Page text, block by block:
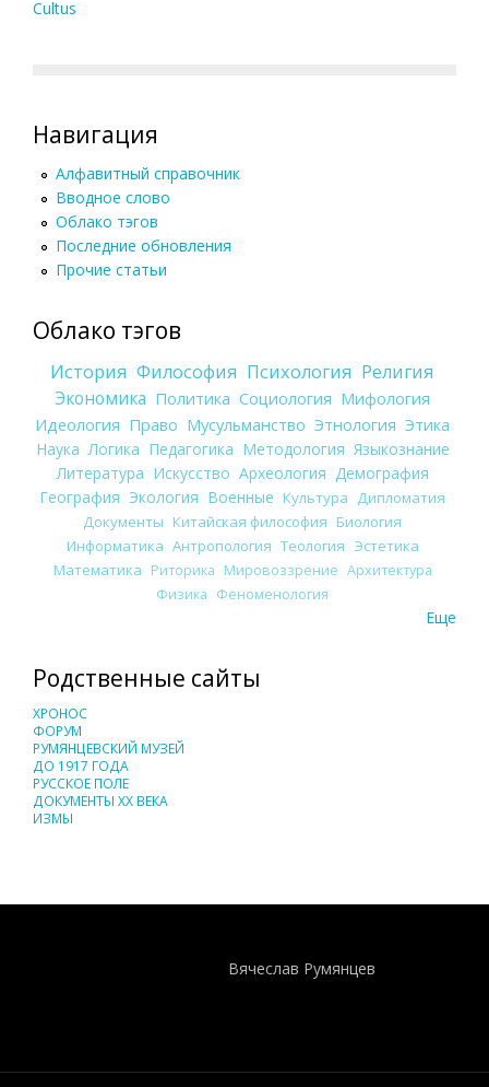
Cultus
Навигация
Алфавитный справочник
Вводное слово
Облако тэгов
Последние обновления
Прочие статьи
Облако тэгов
История Философия Психология Религия
Экономика Политика Социология Мифология
Идеология Право Мусульманство Этнология Этика
Наука Логика Педагогика Методология Языкознание
Литература Искусство Археология Демография
География Экология Военные Культура
Дипломатия
Документы Китайская философия Биология
Информатика Антропология Теология Эстетика
Математика Риторика Мировоззрение Архитектура
Физика Феноменология
Еще
Родственные сайты
ХРОНОС
ФОРУМ
РУМЯНЦЕВСКИЙ МУЗЕЙ
ДО 1917 ГОДА
РУССКОЕ ПОЛЕ
ДОКУМЕНТЫ XX ВЕКА
ИЗМЫ
Вячеслав Румянцев